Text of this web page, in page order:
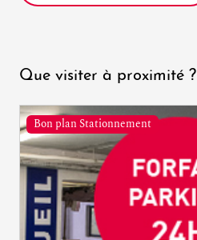
Que visiter à proximité ?
Bon plan Stationnement